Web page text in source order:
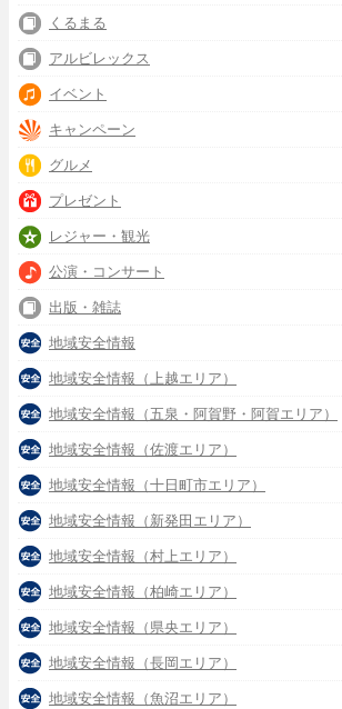
くるまる
アルビレックス
イベント
キャンペーン
グルメ
プレゼント
レジャー・観光
公演・コンサート
出版・雑誌
地域安全情報
地域安全情報（上越エリア）
地域安全情報（五泉・阿賀野・阿賀エリア）
地域安全情報（佐渡エリア）
地域安全情報（十日町市エリア）
地域安全情報（新発田エリア）
地域安全情報（村上エリア）
地域安全情報（柏崎エリア）
地域安全情報（県央エリア）
地域安全情報（長岡エリア）
地域安全情報（魚沼エリア）